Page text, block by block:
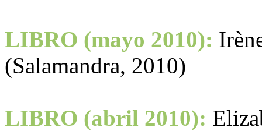
LIBRO (mayo 2010):
(Salamandra, 2010)
LIBRO (abril 2010):